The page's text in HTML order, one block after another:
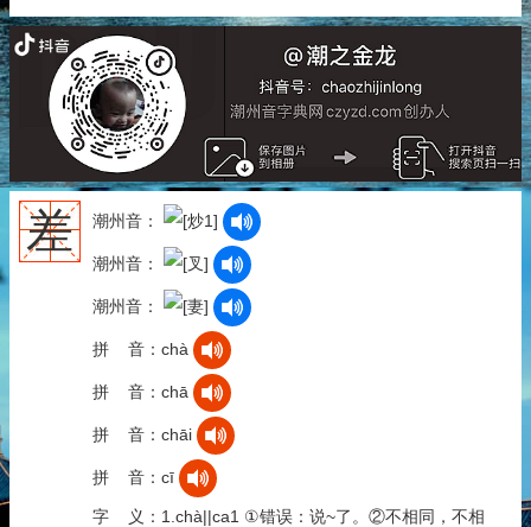
差 潮州音：
潮州音：
潮州音：
拼 音：chà
拼 音：chā
拼 音：chāi
拼 音：cī
字 义：1.chà||ca1 ①错误：说~了。②不相同，不相